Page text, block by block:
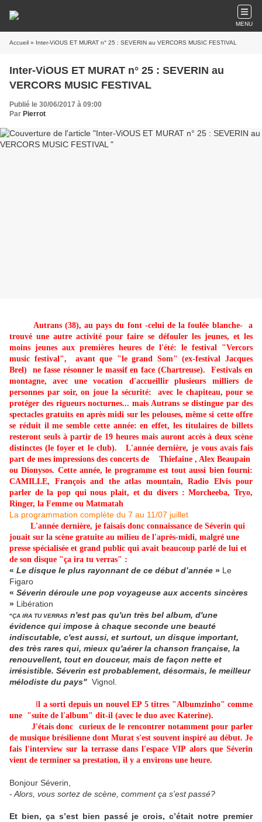
MENU
Accueil » Inter-ViOUS ET MURAT n° 25 : SEVERIN au VERCORS MUSIC FESTIVAL
Inter-ViOUS ET MURAT n° 25 : SEVERIN au
VERCORS MUSIC FESTIVAL
Publié le 30/06/2017 à 09:00
Par Pierrot
Autrans (38), au pays du font -celui de la foulée blanche- a
trouvé une autre activité pour faire se défouler les jeunes, et les
moins jeunes aux premières heures de l'été: le festival "Vercors
music festival", avant que "le grand Som" (ex-festival Jacques
Brel) ne fasse résonner le massif en face (Chartreuse). Festivals en
montagne, avec une vocation d'accueillir plusieurs milliers de
personnes par soir, on joue la sécurité: avec le chapiteau, pour se
protéger des rigueurs nocturnes... mais Autrans se distingue par des
spectacles gratuits en après midi sur les pelouses, même si cette offre
se réduit il me semble cette année: en effet, les titulaires de billets
resteront seuls à partir de 19 heures mais auront accès à deux scène
distinctes (le foyer et le club). L'année dernière, je vous avais fais
part de mes impressions des concerts de Thiefaine, Alex Beaupain
ou Dionysos. Cette année, le programme est tout aussi bien fourni:
CAMILLE, François and the atlas mountain, Radio Elvis pour
parler de la pop qui nous plait, et du divers : Morcheeba, Tryo,
Ringer, la Femme ou Matmatah
La programmation complète du 7 au 11/07 juillet
L'année dernière, je faisais donc connaissance de Séverin qui
jouait sur la scène gratuite au milieu de l'après-midi, malgré une
presse spécialisée et grand public qui avait beaucoup parlé de lui et
de son disque "ça ira tu verras" :
« Le disque le plus rayonnant de ce début d’année » Le
Figaro
« Séverin déroule une pop voyageuse aux accents sincères
» Libération
"ÇA IRA TU VERRAS n'est pas qu'un très bel album, d'une
évidence qui impose à chaque seconde une beauté
indiscutable, c'est aussi, et surtout, un disque important,
des très rares qui, mieux qu'aérer la chanson française, la
renouvellent, tout en douceur, mais de façon nette et
irrésistible. Séverin est probablement, désormais, le meilleur
mélodiste du pays" Vignol.
Il a sorti depuis un nouvel EP 5 titres "Albumzinho" comme
une "suite de l'album" dit-il (avec le duo avec Katerine).
J'étais donc curieux de le rencontrer notamment pour parler
de musique brésilienne dont Murat s'est souvent inspiré au début. Je
fais l'interview sur la terrasse dans l'espace VIP alors que Séverin
vient de terminer sa prestation, il y a environs une heure.
Bonjour Séverin,
- Alors, vous sortez de scène, comment ça s'est passé?
Et bien, ça s’est bien passé je crois, c’était notre premier